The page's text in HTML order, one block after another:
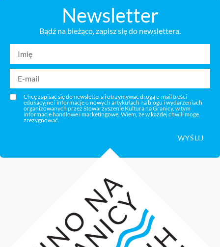
Newsletter
Bądź na bieżąco, zapisz się do newslettera.
Chcę zapisać się do newslettera i otrzymywać drogą e-mail treści
edukacyjne i informacje o nowych artykułach na blogu i wydarzeniach
organizowanych przez Stowarzyszenie Kultura na Granicy, w tym
informacje handlowe i marketingowe. Wiem, że w każdej chwili mogę
zrezygnować.
WYŚLIJ